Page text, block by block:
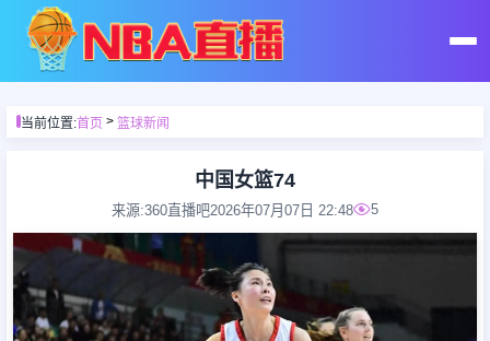
首页
篮球直播
足球录像
当前位置:首页> 篮球新闻
中国女篮74
来源:360直播吧2026年07月07日 22:48 5